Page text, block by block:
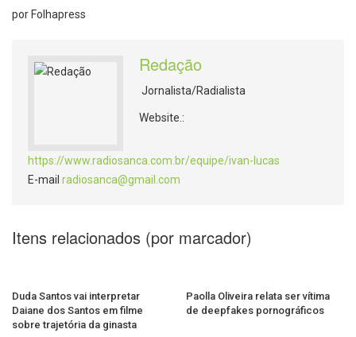
por Folhapress
Redação
Jornalista/Radialista
Website.:
https://www.radiosanca.com.br/equipe/ivan-lucas
E-mail radiosanca@gmail.com
Itens relacionados (por marcador)
Duda Santos vai interpretar
Daiane dos Santos em filme
sobre trajetória da ginasta
Paolla Oliveira relata ser vítima
de deepfakes pornográficos